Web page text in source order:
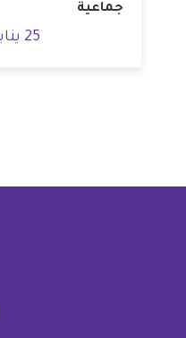
جماعية
25 يناير 2024